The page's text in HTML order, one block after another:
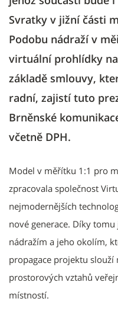
Svratky v jižní části
Podobu nádraží v
virtuální prohlídky
základě smlouvy,
radní, zajistí tuto
Brněnské
včetně DPH.
Model v měřítku 1:1 pro
zpracovala společnost
nejmodernějších
nové generace. Díky
nádražím a jeho okolím,
propagace projektu
prostorových vztahů
místností.